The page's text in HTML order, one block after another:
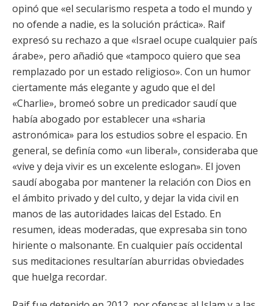
opinó que «el secularismo respeta a todo el mundo y
no ofende a nadie, es la solución práctica». Raif
expresó su rechazo a que «Israel ocupe cualquier país
árabe», pero añadió que «tampoco quiero que sea
remplazado por un estado religioso». Con un humor
ciertamente más elegante y agudo que el del
«Charlie», bromeó sobre un predicador saudí que
había abogado por establecer una «sharia
astronómica» para los estudios sobre el espacio. En
general, se definía como «un liberal», consideraba que
«vive y deja vivir es un excelente eslogan». El joven
saudí abogaba por mantener la relación con Dios en
el ámbito privado y del culto, y dejar la vida civil en
manos de las autoridades laicas del Estado. En
resumen, ideas moderadas, que expresaba sin tono
hiriente o malsonante. En cualquier país occidental
sus meditaciones resultarían aburridas obviedades
que huelga recordar.